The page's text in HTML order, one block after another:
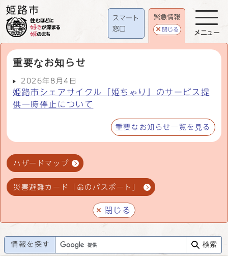
スマート
窓口
緊急情報
閉じる
重要なお知らせ
2026年8月4日
姫路市シェアサイクル「姫ちゃり」のサービス提
供一時停止について
重要なお知らせ一覧を見る
ハザードマップ
災害避難カード「命のパスポート」
閉じる
メニュー
情報を探す 検索